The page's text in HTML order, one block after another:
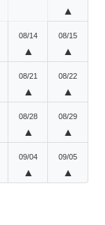
▲
08/14
▲
08/15
▲
08/21
▲
08/22
▲
08/28
▲
08/29
▲
09/04
▲
09/05
▲